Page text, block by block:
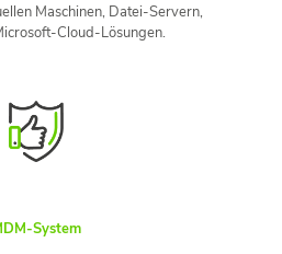
Maschinen, Datei-Servern,
Cloud-Lösungen.
System